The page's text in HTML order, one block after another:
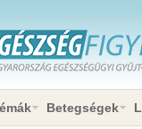
Betegségek